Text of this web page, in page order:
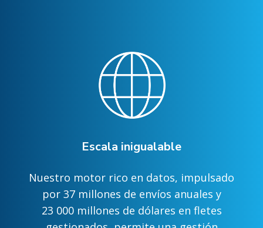
Escala inigualable
Nuestro motor rico en datos, impulsado
por 37 millones de envíos anuales y
23 000 millones de dólares en fletes